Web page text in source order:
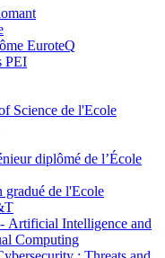
EuroteQ
PEI
Science de l'Ecole
diplômé de l’École
de l'Ecole
Artificial Intelligence and
Computing